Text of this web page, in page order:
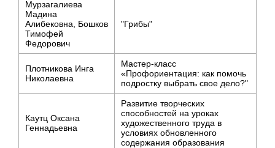
Мурзагалиева
Мадина
Алибековна, Бошков
Тимофей
Федорович
"Грибы"
Плотникова Инга
Николаевна
Мастер-класс
«Профориентация: как помочь
подростку выбрать свое дело?"
Каутц Оксана
Геннадьевна
Развитие творческих
способностей на уроках
художественного труда в
условиях обновленного
содержания образования